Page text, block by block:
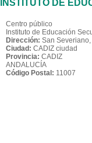
INSTITUTO DE
Centro público
Instituto de Educación
Dirección: San Severiano,
Ciudad: CADIZ ciudad
Provincia: CADIZ
ANDALUCÍA
Código Postal: 11007